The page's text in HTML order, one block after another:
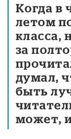
Когда в
летом
класса,
за
думал,
быть
может,